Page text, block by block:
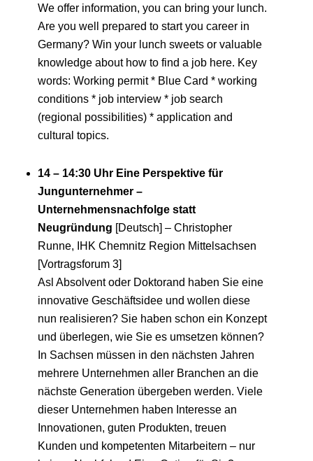
We offer information, you can bring your lunch.
Are you well prepared to start you career in
Germany? Win your lunch sweets or valuable
knowledge about how to find a job here. Key
words: Working permit * Blue Card * working
conditions * job interview * job search
(regional possibilities) * application and
cultural topics.
14 – 14:30 Uhr Eine Perspektive für
Jungunternehmer –
Unternehmensnachfolge statt
Neugründung [Deutsch] – Christopher
Runne, IHK Chemnitz Region Mittelsachsen
[Vortragsforum 3]
Asl Absolvent oder Doktorand haben Sie eine
innovative Geschäftsidee und wollen diese
nun realisieren? Sie haben schon ein Konzept
und überlegen, wie Sie es umsetzen können?
In Sachsen müssen in den nächsten Jahren
mehrere Unternehmen aller Branchen an die
nächste Generation übergeben werden. Viele
dieser Unternehmen haben Interesse an
Innovationen, guten Produkten, treuen
Kunden und kompetenten Mitarbeitern – nur